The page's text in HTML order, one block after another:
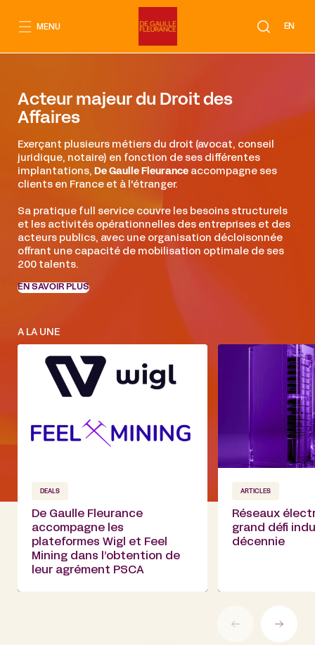
EN
MENU
Acteur majeur du Droit des
Affaires
Exerçant plusieurs métiers du droit (avocat, conseil
juridique, notaire) en fonction de ses différentes
implantations, De Gaulle Fleurance accompagne ses
clients en France et à l'étranger.
Sa pratique full service couvre les besoins structurels
et les activités opérationnelles des entreprises et des
acteurs publics, avec une organisation décloisonnée
offrant une capacité de mobilisation optimale de ses
200 talents.
EN SAVOIR PLUS
A LA UNE
DEALS
De Gaulle Fleurance
accompagne les
plateformes Wigl et Feel
Mining dans l’obtention de
leur agrément PSCA
ARTICLES
Réseaux
grand défi
décennie